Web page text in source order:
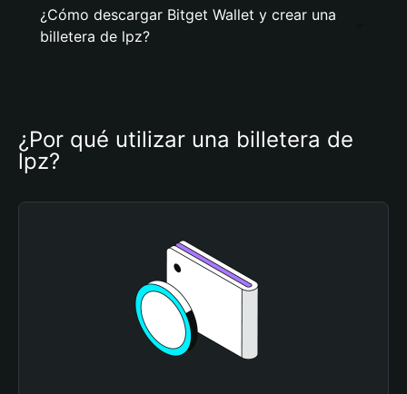
¿Cómo descargar Bitget Wallet y crear una
billetera de lpz?
¿Por qué utilizar una billetera de
lpz?